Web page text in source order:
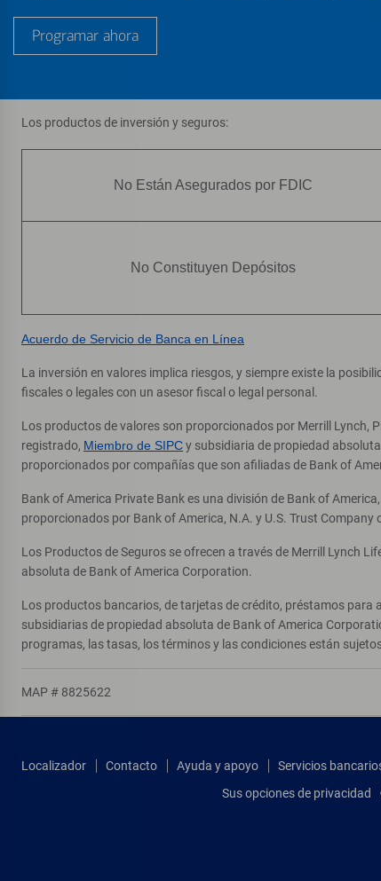
Programar ahora
Los productos de inversión y seguros:
No Están Asegurados por FDIC
No Constituyen Depósitos
Acuerdo de Servicio de Banca en Línea
La inversión en valores implica riesgos, y siempre existe la
fiscales o legales con un asesor fiscal o legal personal.
Los productos de valores son proporcionados por Merrill Lynch,
registrado, Miembro de SIPCy subsidiaria de propiedad
proporcionados por compañías que son afiliadas de Bank of
Bank of America Private Bank es una división de Bank of
proporcionados por Bank of America, N.A. y U.S. Trust
Los Productos de Seguros se ofrecen a través de Merrill Lynch
absoluta de Bank of America Corporation.
Los productos bancarios, de tarjetas de crédito, préstamos para
subsidiarias de propiedad absoluta de Bank of America
programas, las tasas, los términos y las condiciones están
MAP # 8825622
Localizador Contacto Ayuda y apoyo Servicios
Sus opciones de privacidad